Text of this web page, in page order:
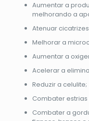
Aumentar a
melhorando a
Atenuar
Melhorar a
Aumentar a
Acelerar a
Reduzir a celulite;
Combater estrias
Combater a